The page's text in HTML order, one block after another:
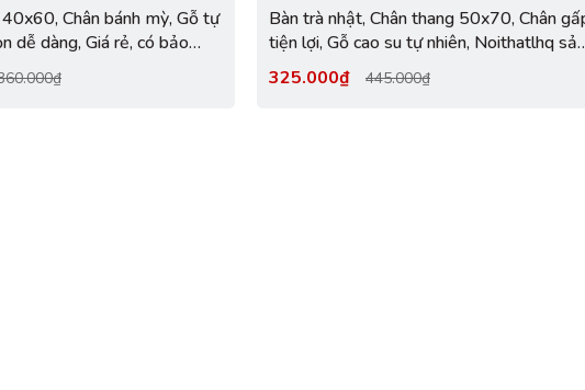
sách vở, tài liệu, đồ dùng cá nhân.
Chân bánh mỳ, Gỗ tự
dễ dàng, Giá rẻ, có bảo
Bàn trà nhật, Chân thang 50x70, Chân
tiện lợi, Gỗ cao su tự nhiên, Noithatlhq sản
xuất
325.000₫ 445.000₫